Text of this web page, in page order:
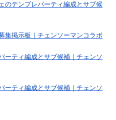
のテンプレパーティ編成とサブ候
集掲示板｜チェンソーマンコラボ
ーティ編成とサブ候補｜チェンソ
ーティ編成とサブ候補｜チェンソ